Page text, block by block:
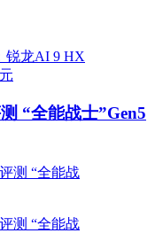
“全能战士”Gen5